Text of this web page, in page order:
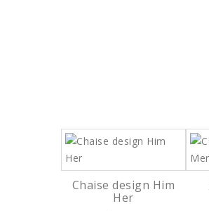
Chaise design Him
Her